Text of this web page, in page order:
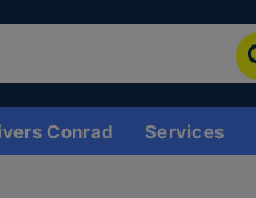
Conrad Services